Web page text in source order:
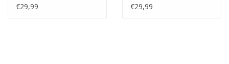
€29,99
€29,99